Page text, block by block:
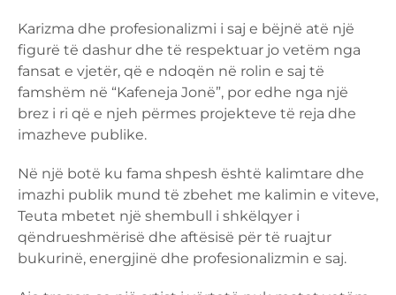
Karizma dhe profesionalizmi i saj e bëjnë atë një
figurë të dashur dhe të respektuar jo vetëm nga
fansat e vjetër, që e ndoqën në rolin e saj të
famshëm në “Kafeneja Jonë”, por edhe nga një
brez i ri që e njeh përmes projekteve të reja dhe
imazheve publike.
Në një botë ku fama shpesh është kalimtare dhe
imazhi publik mund të zbehet me kalimin e viteve,
Teuta mbetet një shembull i shkëlqyer i
qëndrueshmërisë dhe aftësisë për të ruajtur
bukurinë, energjinë dhe profesionalizmin e saj.